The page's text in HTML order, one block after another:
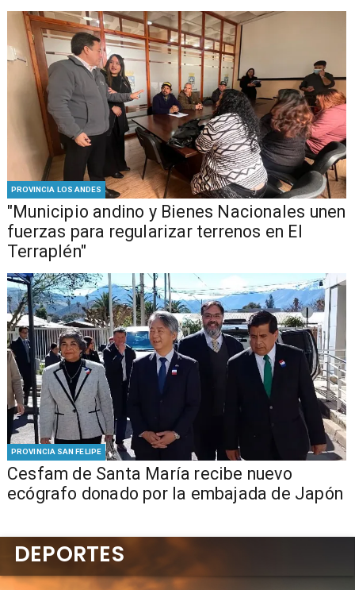
PROVINCIA LOS ANDES
"Municipio andino y Bienes Nacionales unen
fuerzas para regularizar terrenos en El
Terraplén"
PROVINCIA SAN FELIPE
Cesfam de Santa María recibe nuevo
ecógrafo donado por la embajada de Japón
DEPORTES